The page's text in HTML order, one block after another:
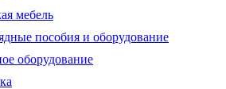
мебель
пособия и оборудование
оборудование